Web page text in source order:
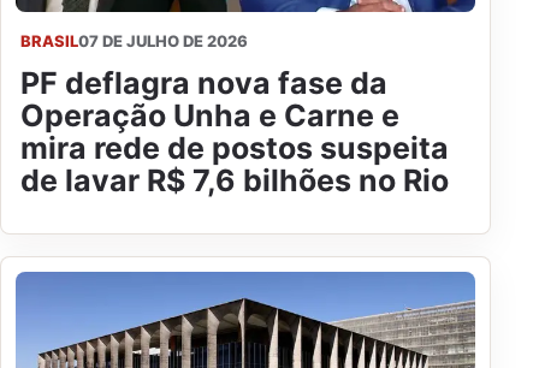
BRASIL07 DE JULHO DE 2026
PF deflagra nova fase da
Operação Unha e Carne e
mira rede de postos suspeita
de lavar R$ 7,6 bilhões no Rio